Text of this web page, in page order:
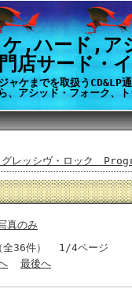
,ハード,ア
店サード・
ケまでを取扱うCD&LP
、アシッド・フォーク、
グレッシヴ・ロック
真のみ
全36件） 1/4ページ
最後へ